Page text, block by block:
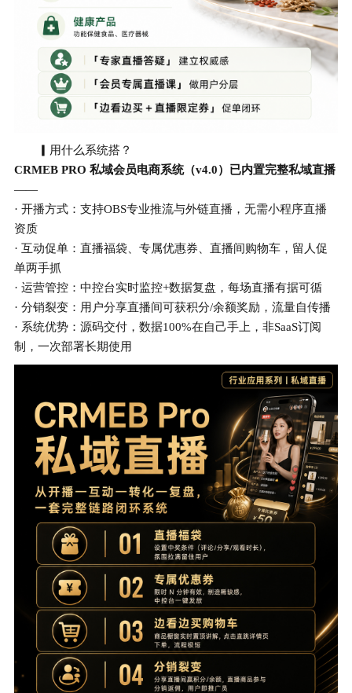
▎用什么系统搭？
CRMEB PRO 私域会员电商系统（v4.0）已内置完整私域直播
——
· 开播方式：支持OBS专业推流与外链直播，无需小程序直播
资质
· 互动促单：直播福袋、专属优惠券、直播间购物车，留人促
单两手抓
· 运营管控：中控台实时监控+数据复盘，每场直播有据可循
· 分销裂变：用户分享直播间可获积分/余额奖励，流量自传播
· 系统优势：源码交付，数据100%在自己手上，非SaaS订阅
制，一次部署长期使用